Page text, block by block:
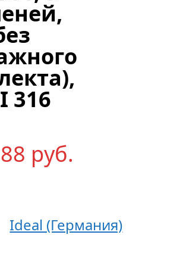
316
руб.
Ideal (Германия)